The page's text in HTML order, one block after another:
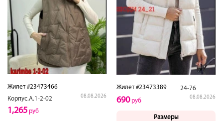
Жилет #23473466
Корпус.А.1-2-02
08.08.2026
1,265 руб
Жилет #23473389 24-76
08.08.2026
690руб
Размеры